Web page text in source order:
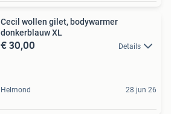
Cecil wollen gilet, bodywarmer
donkerblauw XL
€ 30,00 Details
Helmond 28 jun 26